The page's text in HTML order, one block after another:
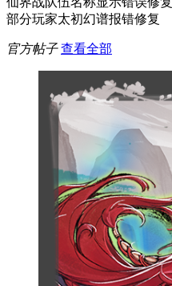
部分玩家太初幻谱报错修复
官方帖子 查看全部